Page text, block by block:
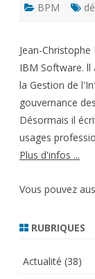
BPM
Jean-
IBM Software. ll
la Gestion de
gouvernance
Désormais il
usages
Plus d'infos ...
Vous pouvez
RUBRIQUES
Actualité (38)